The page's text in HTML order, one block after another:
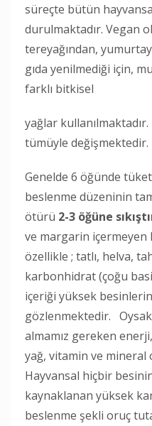
süreçte bütün
durulmaktadır. Vegan
tereyağından,
gıda yenilmediği için,
farklı bitkisel
yağlar
tümüyle değişmektedir.
Genelde 6 öğünde
beslenme düzeninin
ötürü 2-3 öğüne
ve margarin içermeyen
özellikle ; tatlı, helva,
karbonhidrat (çoğu
içeriği yüksek
gözlenmektedir.
almamız gereken
yağ, vitamin ve mineral
Hayvansal hiçbir
kaynaklanan yüksek
beslenme şekli oruç